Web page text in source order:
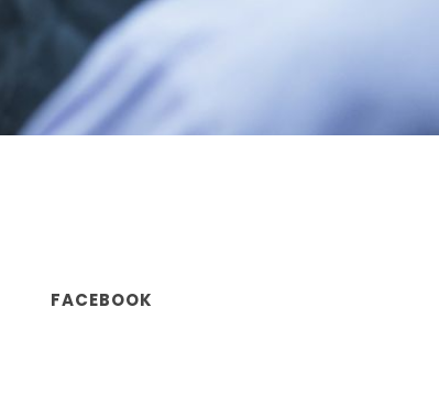
FACEBOOK